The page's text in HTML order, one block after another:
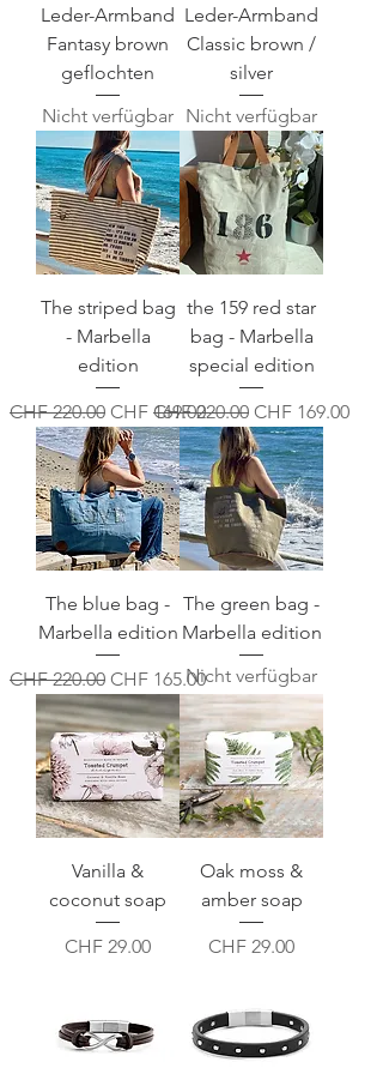
Leder-Armband
Fantasy brown
geflochten
Nicht verfügbar
Leder-Armband
Classic brown /
silver
Nicht verfügbar
The striped bag
- Marbella
edition
Standardpreis
CHF 220.00 Sale-Preis
CHF 169.00
the 159 red star
bag - Marbella
special edition
Standardpreis
CHF 220.00 Sale-Preis
CHF 169.00
The blue bag -
Marbella edition
Standardpreis
CHF 220.00 Sale-Preis
CHF 165.00
The green bag -
Marbella edition
Nicht verfügbar
Vanilla &
coconut soap
Preis
CHF 29.00
Oak moss &
amber soap
Preis
CHF 29.00